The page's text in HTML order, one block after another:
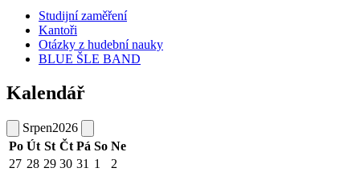
Studijní zaměření
Kantoři
Otázky z hudební nauky
BLUE ŠLE BAND
Kalendář
Srpen2026
Po Út St Čt Pá So Ne
27 28 29 30 31 1
2